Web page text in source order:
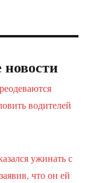
водителей
ужинать с
что он ей